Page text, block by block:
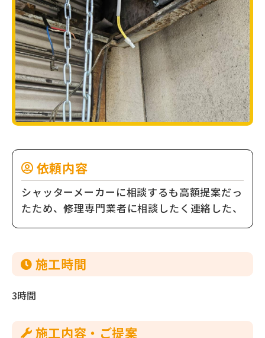
依頼内容
シャッターメーカーに相談するも高額提案だっ
たため、修理専門業者に相談したく連絡した、
施⼯時間
3時間
施⼯内容‧ご提案